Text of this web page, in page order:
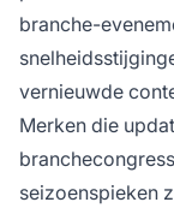
branche-
vernieuwde
Merken die
seizoenspieken